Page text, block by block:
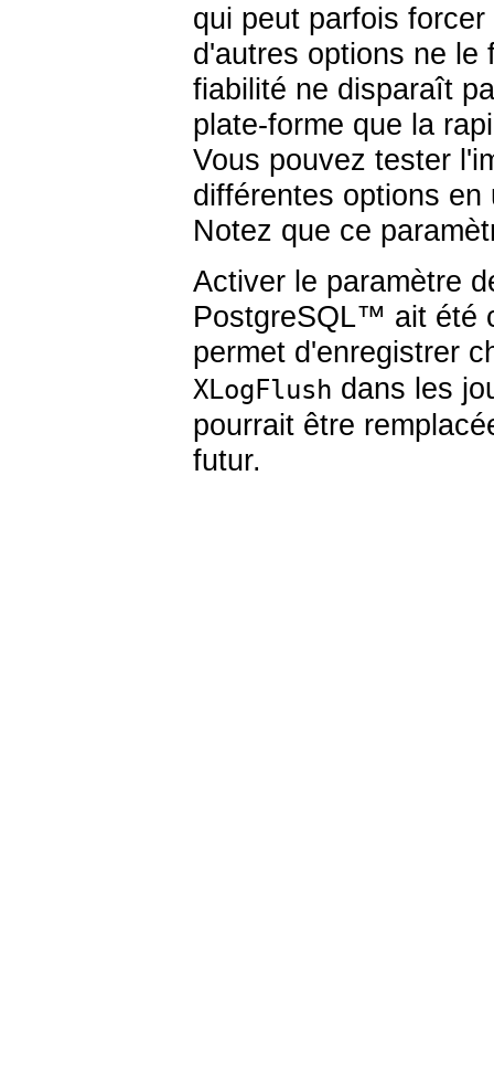
qui peut parfois
d'autres options ne le
fiabilité ne disparaît
plate-forme que la
Vous pouvez tester
différentes options
Notez que ce
Activer le paramètre
PostgreSQL™ ait été
permet d'enregistrer
XLogFlush dans les
pourrait être
futur.